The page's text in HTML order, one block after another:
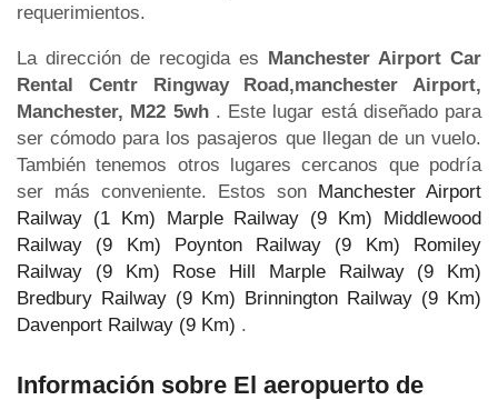
requerimientos.
La dirección de recogida es Manchester Airport Car
Rental Centr Ringway Road,manchester Airport,
Manchester, M22 5wh . Este lugar está diseñado para
ser cómodo para los pasajeros que llegan de un vuelo.
También tenemos otros lugares cercanos que podría
ser más conveniente. Estos son Manchester Airport
Railway (1 Km)
Marple Railway (9 Km)
Middlewood
Railway (9 Km)
Poynton Railway (9 Km)
Romiley
Railway (9 Km)
Rose Hill Marple Railway (9 Km)
Bredbury Railway (9 Km) Brinnington Railway (9 Km)
Davenport Railway (9 Km) .
Información sobre El aeropuerto de